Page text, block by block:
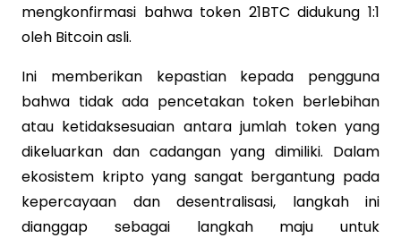
mengkonfirmasi bahwa token 21BTC didukung 1:1
oleh Bitcoin asli.
Ini memberikan kepastian kepada pengguna
bahwa tidak ada pencetakan token berlebihan
atau ketidaksesuaian antara jumlah token yang
dikeluarkan dan cadangan yang dimiliki. Dalam
ekosistem kripto yang sangat bergantung pada
kepercayaan dan desentralisasi, langkah ini
dianggap sebagai langkah maju untuk